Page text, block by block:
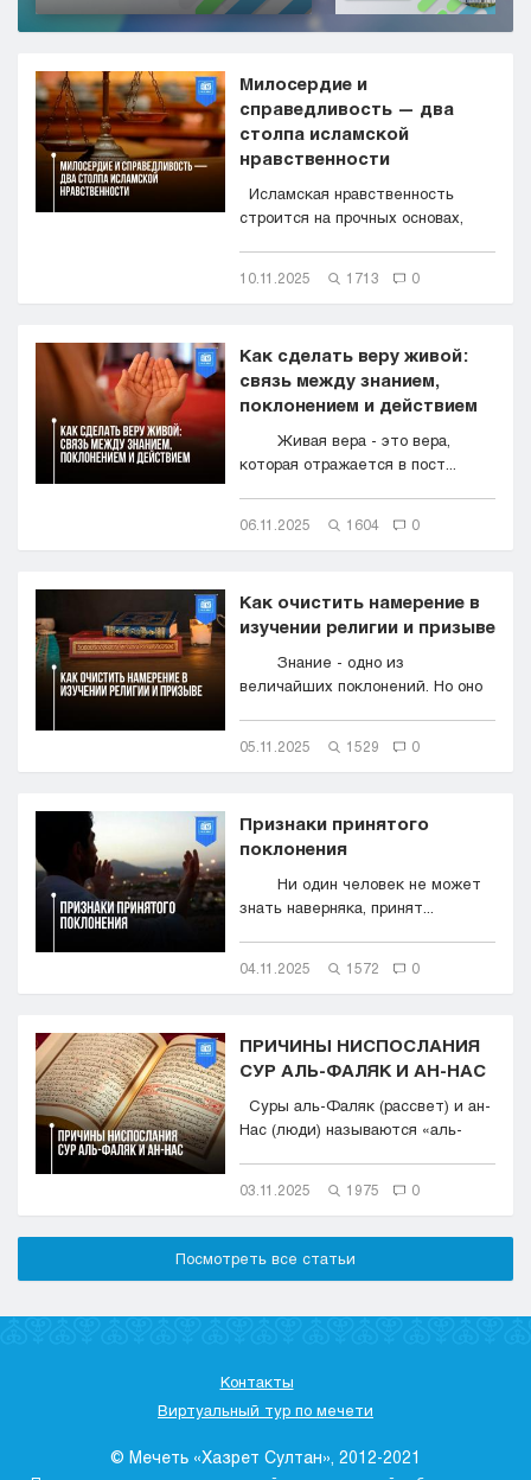
Милосердие и
справедливость — два
столпа исламской
нравственности
Исламская нравственность
строится на прочных основах,
10.11.2025 1713 0
Как сделать веру живой:
связь между знанием,
поклонением и действием
Живая вера - это вера,
которая отражается в пост...
06.11.2025 1604 0
Как очистить намерение в
изучении религии и призыве
Знание - одно из
величайших поклонений. Но оно
05.11.2025 1529 0
Признаки принятого
поклонения
Ни один человек не может
знать наверняка, принят...
04.11.2025 1572 0
ПРИЧИНЫ НИСПОСЛАНИЯ
СУР АЛЬ-ФАЛЯК И АН-НАС
Суры аль-Фаляк (рассвет) и ан-
Нас (люди) называются «аль-
03.11.2025 1975 0
Посмотреть все статьи
Контакты
Виртуальный тур по мечети
© Мечеть «Хазрет Султан», 2012-2021